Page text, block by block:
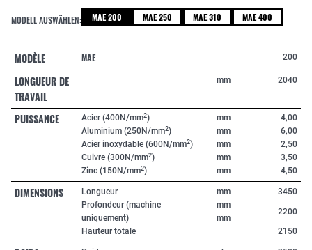
MODELL AUSWÄHLEN: MAE 200 MAE 250 MAE 310 MAE 400
MODÈLE MAE 200
LONGUEUR DE
TRAVAIL
mm 2040
PUISSANCE Acier (400N/mm2)
Aluminium (250N/mm2)
Acier inoxydable (600N/mm2)
Cuivre (300N/mm2)
Zinc (150N/mm2)
mm
mm
mm
mm
mm
4,00
6,00
2,50
3,50
4,50
DIMENSIONS
Longueur
Profondeur (machine
uniquement)
Hauteur totale
mm
mm
mm
3450
2200
2150